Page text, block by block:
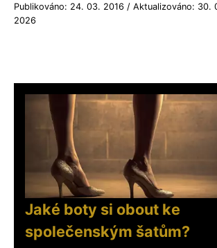
Publikováno: 24. 03. 2016 / Aktualizováno: 30.
2026
Jaké boty si obout ke
společenským šatům?